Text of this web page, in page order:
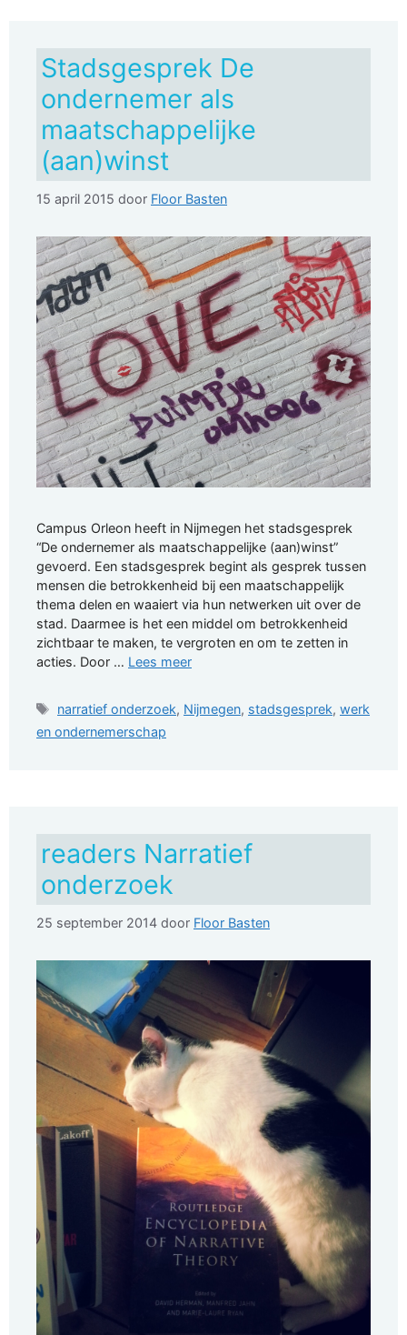
Stadsgesprek De
ondernemer als
maatschappelijke
(aan)winst
15 april 2015 door Floor Basten
Campus Orleon heeft in Nijmegen het stadsgesprek
“De ondernemer als maatschappelijke (aan)winst”
gevoerd. Een stadsgesprek begint als gesprek tussen
mensen die betrokkenheid bij een maatschappelijk
thema delen en waaiert via hun netwerken uit over de
stad. Daarmee is het een middel om betrokkenheid
zichtbaar te maken, te vergroten en om te zetten in
acties. Door … Lees meer
Tags
narratief onderzoek, Nijmegen, stadsgesprek,werk
en ondernemerschap
readers Narratief
onderzoek
25 september 2014 door Floor Basten